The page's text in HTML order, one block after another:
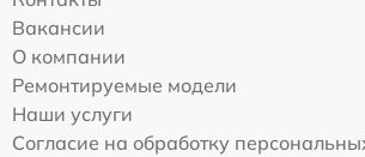
Вакансии
О компании
Ремонтируемые модели
Наши услуги
Согласие на обработку